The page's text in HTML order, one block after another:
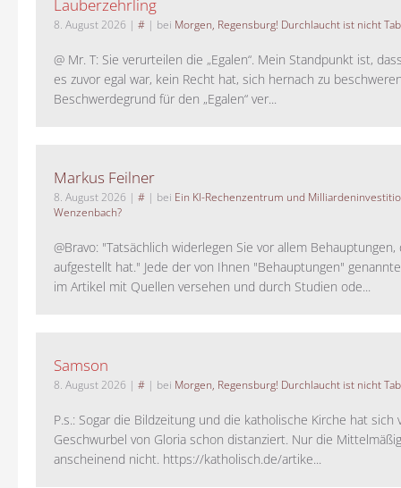
Lauberzehrling
8. August 2026 | # | bei Morgen, Regensburg! Durchlaucht ist nicht
@ Mr. T: Sie verurteilen die „Egalen“. Mein Standpunkt ist,
es zuvor egal war, kein Recht hat, sich hernach zu
Beschwerdegrund für den „Egalen“ ver...
Markus Feilner
8. August 2026 | # | bei Ein KI-Rechenzentrum und
Wenzenbach?
@Bravo: "Tatsächlich widerlegen Sie vor allem
aufgestellt hat." Jede der von Ihnen "Behauptungen"
im Artikel mit Quellen versehen und durch Studien ode...
Samson
8. August 2026 | # | bei Morgen, Regensburg! Durchlaucht ist nicht
P.s.: Sogar die Bildzeitung und die katholische Kirche hat sich
Geschwurbel von Gloria schon distanziert. Nur die
anscheinend nicht. https://katholisch.de/artike...